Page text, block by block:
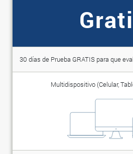
30 días de Prueba GRATIS para que
Multidispositivo (Celular,